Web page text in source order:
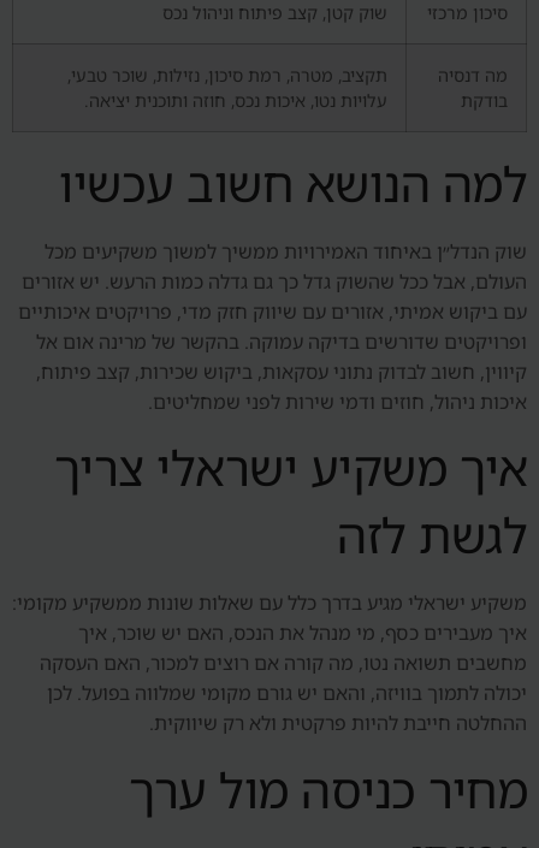
סיכון מרכזי שוק קטן, קצב פיתוח וניהול נכס
מה דנסיה
בודקת
תקציב, מטרה, רמת סיכון, נזילות, שוכר טבעי,
עלויות נטו, איכות נכס, חוזה ותוכנית יציאה.
למה הנושא חשוב עכשיו
שוק הנדל״ן באיחוד האמירויות ממשיך למשוך משקיעים מכל
העולם, אבל ככל שהשוק גדל כך גם גדלה כמות הרעש. יש אזורים
עם ביקוש אמיתי, אזורים עם שיווק חזק מדי, פרויקטים איכותיים
ופרויקטים שדורשים בדיקה עמוקה. בהקשר של מרינה אום אל
קיווין, חשוב לבדוק נתוני עסקאות, ביקוש שכירות, קצב פיתוח,
איכות ניהול, חוזים ודמי שירות לפני שמחליטים.
איך משקיע ישראלי צריך
לגשת לזה
משקיע ישראלי מגיע בדרך כלל עם שאלות שונות ממשקיע מקומי:
איך מעבירים כסף, מי מנהל את הנכס, האם יש שוכר, איך
מחשבים תשואה נטו, מה קורה אם רוצים למכור, האם העסקה
יכולה לתמוך בוויזה, והאם יש גורם מקומי שמלווה בפועל. לכן
ההחלטה חייבת להיות פרקטית ולא רק שיווקית.
מחיר כניסה מול ערך